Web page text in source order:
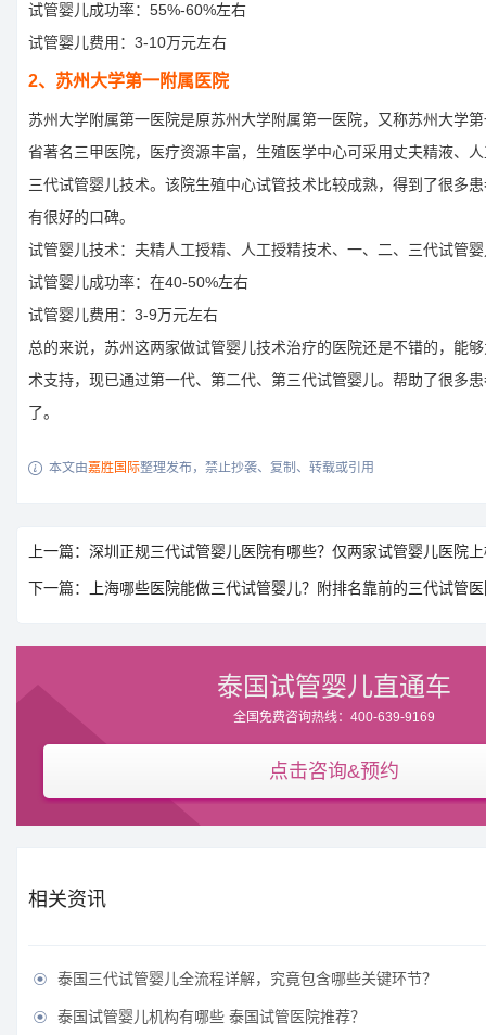
试管婴儿成功率：55%-60%左右
试管婴儿费用：3-10万元左右
2、苏州大学第一附属医院
苏州大学附属第一医院是原苏州大学附属第一医院，又称苏州大学
省著名三甲医院，医疗资源丰富，生殖医学中心可采用丈夫精液、
三代试管婴儿技术。该院生殖中心试管技术比较成熟，得到了很多
有很好的口碑。
试管婴儿技术：夫精人工授精、人工授精技术、一、二、三代试管
试管婴儿成功率：在40-50%左右
试管婴儿费用：3-9万元左右
总的来说，苏州这两家做试管婴儿技术治疗的医院还是不错的，能
术支持，现已通过第一代、第二代、第三代试管婴儿。帮助了很多
了。
 本文由嘉胜国际整理发布，禁止抄袭、复制、转载或引用
上一篇：深圳正规三代试管婴儿医院有哪些？仅两家试管婴儿医院
下一篇：上海哪些医院能做三代试管婴儿？附排名靠前的三代试管
泰国试管婴儿直通车
全国免费咨询热线：400-639-9169
点击咨询&预约
相关资讯
 泰国三代试管婴儿全流程详解，究竟包含哪些关键环节？
 泰国试管婴儿机构有哪些 泰国试管医院推荐？